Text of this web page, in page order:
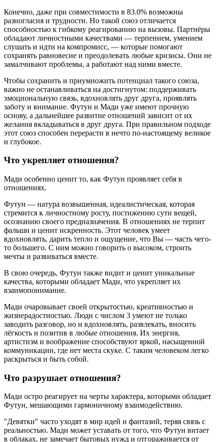
Конечно, даже при совместимости в 83.0% возможны
разногласия и трудности. Но такой союз отличается
способностью к гибкому реагированию на вызовы. Партнёры
обладают личностными качествами — терпением, умением
слушать и идти на компромисс, — которые помогают
сохранять равновесие и преодолевать любые кризисы. Они не
замалчивают проблемы, а работают над ними вместе.
Чтобы сохранить и приумножить потенциал такого союза,
важно не останавливаться на достигнутом: поддерживать
эмоциональную связь, вдохновлять друг друга, проявлять
заботу и внимание. Футун и Мади уже имеют прочную
основу, а дальнейшее развитие отношений зависит от их
желания вкладываться в друг друга. При правильном подходе
этот союз способен перерасти в нечто по-настоящему великое
и глубокое.
Что укрепляет отношения?
Мади особенно ценит то, как Футун проявляет себя в
отношениях.
Футун — натура возвышенная, идеалистическая, которая
стремится к личностному росту, постижению сути вещей,
осознанию своего предназначения. В отношениях не терпит
фальши и ценит искренность. Этот человек умеет
вдохновлять, дарить тепло и ощущение, что Вы — часть чего-
то большего. С ним можно говорить о высоком, строить
мечты и развиваться вместе.
В свою очередь, Футун также видит и ценит уникальные
качества, которыми обладает Мади, что укрепляет их
взаимопонимание.
Мади очаровывает своей открытостью, креативностью и
жизнерадостностью. Люди с числом 3 умеют не только
заводить разговор, но и вдохновлять, развлекать, вносить
лёгкость и позитив в любые отношения. Их энергия,
артистизм и воображение способствуют яркой, насыщенной
коммуникации, где нет места скуке. С таким человеком легко
раскрыться и быть собой.
Что разрушает отношения?
Мади остро реагирует на черты характера, которыми обладает
Футун, мешающими гармоничному взаимодействию.
"Девятки" часто уходят в мир идей и фантазий, теряя связь с
реальностью. Мади может уставать от того, что Футун витает
в облаках, не замечает бытовых нужд и отгораживается от